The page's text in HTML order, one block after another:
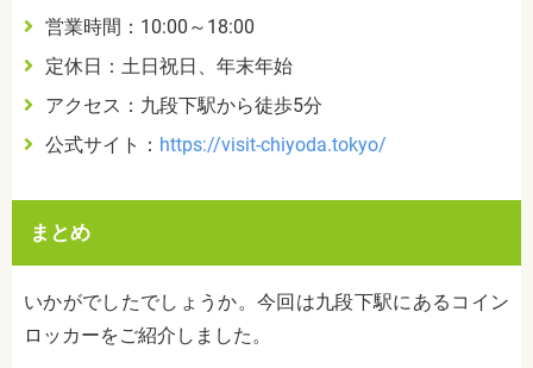
営業時間：10:00～18:00
定休日：土日祝日、年末年始
アクセス：九段下駅から徒歩5分
公式サイト： https://visit-chiyoda.tokyo/
まとめ
いかがでしたでしょうか。今回は九段下駅にあるコイン
ロッカーをご紹介しました。